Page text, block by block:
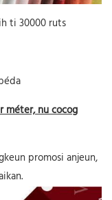
ti 30000 ruts
méter, nu cocog
promosi anjeun,